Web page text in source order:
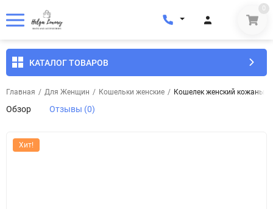
0
КАТАЛОГ ТОВАРОВ
Главная / Для Женщин / Кошельки женские / Кошелек женский кожаный
Обзор Отзывы (0)
Хит!